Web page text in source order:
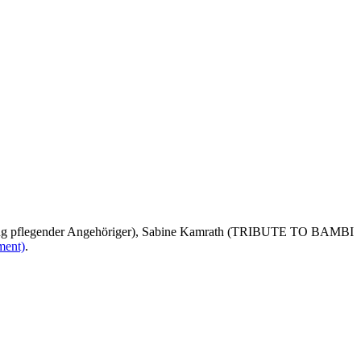
pflegender Angehöriger), Sabine Kamrath (TRIBUTE TO BAMBI
.